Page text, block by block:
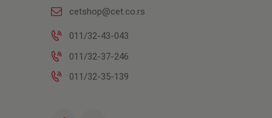
cetshop@cet.co.rs
011/32-43-043
011/32-37-246
011/32-35-139